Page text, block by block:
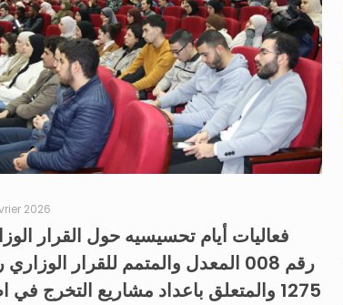
2026
فعاليات أيام تحسيسيه حول القرار
رقم 008 المعدل والمتمم للقرار
1275 والمتعلق باعداد مشاريع التخرج في